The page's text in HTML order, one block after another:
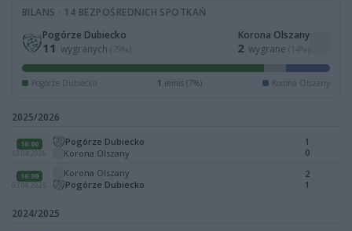
BILANS · 14 BEZPOŚREDNICH SPOTKAŃ
Pogórze Dubiecko
11 wygranych (79%)
Korona Olszany
2 wygrane (14%)
Pogórze Dubiecko 1 remis (7%) Korona Olszany
2025/2026
16:00
12.04.2026
Pogórze Dubiecko
Korona Olszany
1
0
16:00
07.09.2025
Korona Olszany
Pogórze Dubiecko
2
1
2024/2025